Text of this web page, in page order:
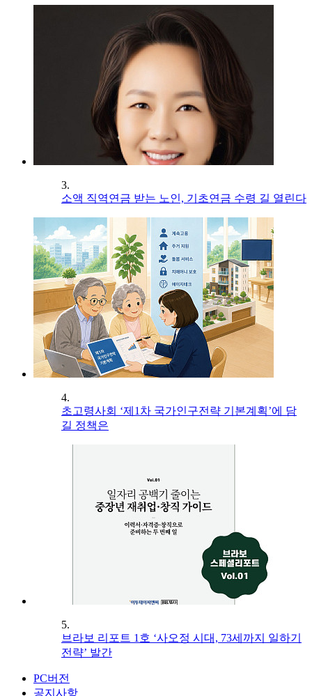
3.
소액 직역연금 받는 노인, 기초연금 수령 길 열린다
4.
초고령사회 ‘제1차 국가인구전략 기본계획’에 담
길 정책은
5.
브라보 리포트 1호 ‘사오정 시대, 73세까지 일하기
전략’ 발간
PC버전
공지사항